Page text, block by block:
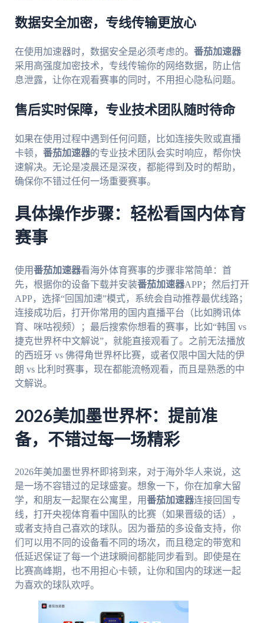
数据安全加密，专线传输更放心
在使用加速器时，数据安全是必须考虑的。 番茄加速器
采用高强度加密技术，专线传输你的网络数据，防止信
息泄露，让你在观看赛事的同时，不用担心隐私问题。
售后实时保障，专业技术团队随时待命
如果在使用过程中遇到任何问题，比如连接失败或直播
卡顿， 番茄加速器的专业技术团队会实时响应，帮你快
速解决。无论是凌晨还是深夜，都能得到及时的帮助，
确保你不错过任何一场重要赛事。
具体操作步骤：轻松看国内体育
赛事
使用番茄加速器看海外体育赛事的步骤非常简单：首
先，根据你的设备下载并安装番茄加速器APP；然后打开
APP，选择“回国加速”模式，系统会自动推荐最优线路；
连接成功后，打开你常用的国内直播平台（比如腾讯体
育、咪咕视频）；最后搜索你想看的赛事，比如“韩国 vs
捷克世界杯中文解说”，就能直接观看了。之前无法播放
的西班牙 vs 佛得角世界杯比赛，或者仅限中国大陆的伊
朗 vs 比利时赛事，现在都能流畅观看，而且是熟悉的中
文解说。
2026美加墨世界杯：提前准
备，不错过每一场精彩
2026年美加墨世界杯即将到来，对于海外华人来说，这
是一场不容错过的足球盛宴。想象一下，你在加拿大留
学，和朋友一起聚在公寓里，用番茄加速器连接回国专
线，打开央视体育看中国队的比赛（如果晋级的话），
或者支持自己喜欢的球队。因为番茄的多设备支持，你
们可以用不同的设备看不同的场次，而且稳定的带宽和
低延迟保证了每一个进球瞬间都能同步看到。即使是在
比赛高峰期，也不用担心卡顿，让你和国内的球迷一起
为喜欢的球队欢呼。